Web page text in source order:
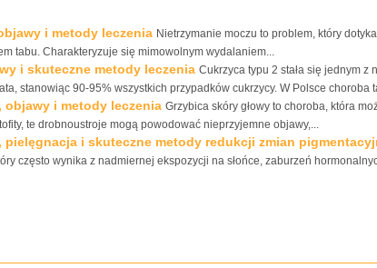
i metody leczenia Nietrzymanie moczu to problem, który
tabu. Charakteryzuje się mimowolnym wydalaniem...
i skuteczne metody leczenia Cukrzyca typu 2 stała się jednym z
stanowiąc 90-95% wszystkich przypadków cukrzycy. W Polsce choroba
objawy i metody leczenia Grzybica skóry głowy to choroba, która
te drobnoustroje mogą powodować nieprzyjemne objawy,...
pielęgnacja i skuteczne metody redukcji zmian
często wynika z nadmiernej ekspozycji na słońce, zaburzeń